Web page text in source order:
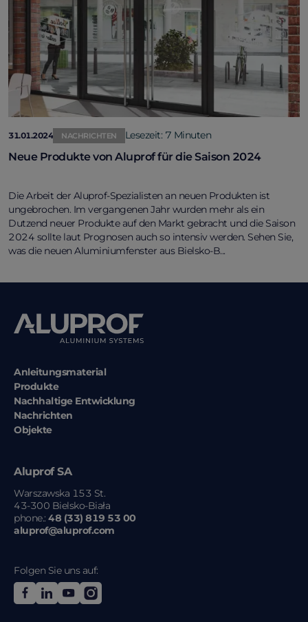
31.01.2024 NACHRICHTEN Lesezeit: 7 Minuten
Neue Produkte von Aluprof für die Saison 2024
Die Arbeit der Aluprof-Spezialisten an neuen Produkten ist
ungebrochen. Im vergangenen Jahr wurden mehr als ein
Dutzend neuer Produkte auf den Markt gebracht und die Saison
2024 sollte laut Prognosen auch so intensiv werden. Sehen Sie,
was die neuen Aluminiumfenster aus Bielsko-B...
Anleitungsmaterial
Produkte
Nachhaltige Entwicklung
Nachrichten
Objekte
Aluprof SA
Warszawska 153 St.
43-300 Bielsko-Biała
phone.: 48 (33) 819 53 00
aluprof@aluprof.com
Folgen Sie uns auf: